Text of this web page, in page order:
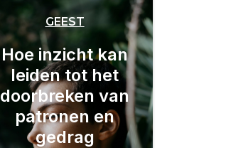
GEEST
Hoe inzicht kan
leiden tot het
doorbreken van
patronen en
gedrag